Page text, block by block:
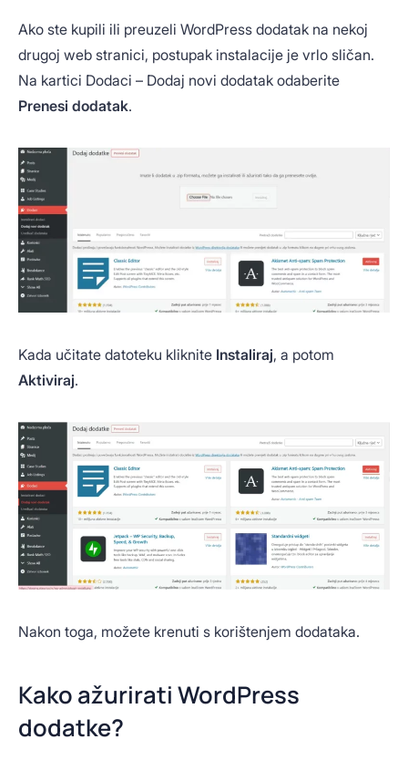
Ako ste kupili ili preuzeli WordPress dodatak na nekoj
drugoj web stranici, postupak instalacije je vrlo sličan.
Na kartici Dodaci – Dodaj novi dodatak odaberite
Prenesi dodatak.
Kada učitate datoteku kliknite Instaliraj, a potom
Aktiviraj.
Nakon toga, možete krenuti s korištenjem dodataka.
Kako ažurirati WordPress
dodatke?